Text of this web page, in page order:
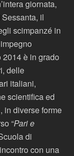
giornata,
il
scimpanzé in
è in grado
delle
italiani,
scientifica ed
in diverse forme
“Pari e
di
con una